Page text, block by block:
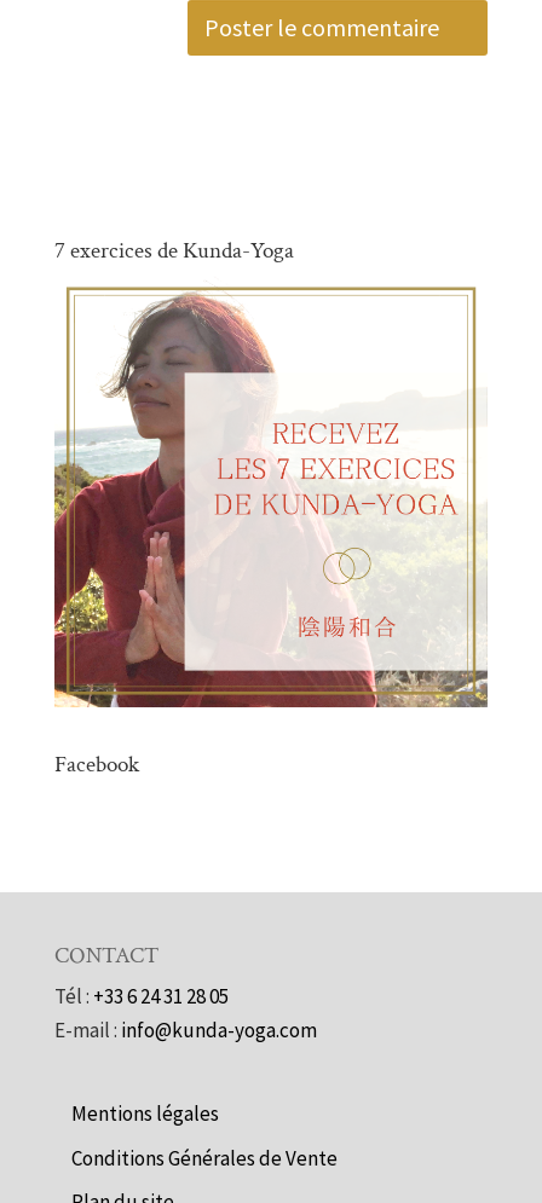
7 exercices de Kunda-Yoga
Facebook
CONTACT
Tél : +33 6 24 31 28 05
E-mail : info@kunda-yoga.com
Mentions légales
Conditions Générales de Vente